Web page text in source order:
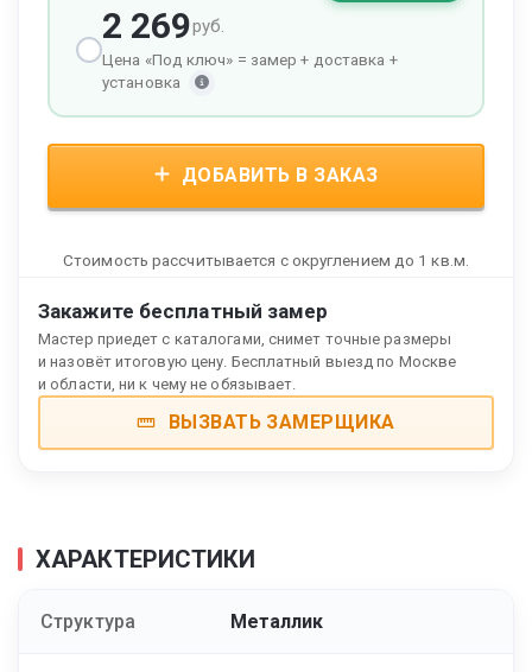
2 269руб.
Цена «Под ключ» = замер + доставка +
установка
ДОБАВИТЬ В ЗАКАЗ
Стоимость рассчитывается с округлением до 1 кв.м.
Закажите бесплатный замер
Мастер приедет с каталогами, снимет точные размеры
и назовёт итоговую цену. Бесплатный выезд по Москве
и области, ни к чему не обязывает.
ВЫЗВАТЬ ЗАМЕРЩИКА
ХАРАКТЕРИСТИКИ
Структура Металлик